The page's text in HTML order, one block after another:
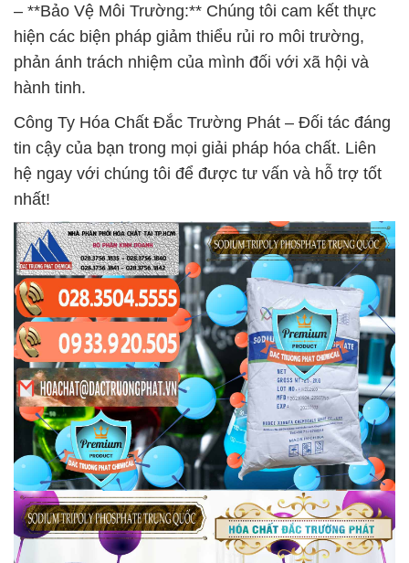
– **Bảo Vệ Môi Trường:** Chúng tôi cam kết thực
hiện các biện pháp giảm thiểu rủi ro môi trường,
phản ánh trách nhiệm của mình đối với xã hội và
hành tinh.
Công Ty Hóa Chất Đắc Trường Phát – Đối tác đáng
tin cậy của bạn trong mọi giải pháp hóa chất. Liên
hệ ngay với chúng tôi để được tư vấn và hỗ trợ tốt
nhất!